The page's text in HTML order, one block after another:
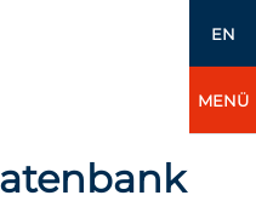
EN
MENÜ